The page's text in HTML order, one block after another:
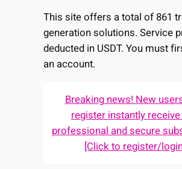
This site offers a total of 861
generation solutions. Service
deducted in USDT. You must
an account.
Breaking news! New
register instantly
professional and secure
[Click to register/